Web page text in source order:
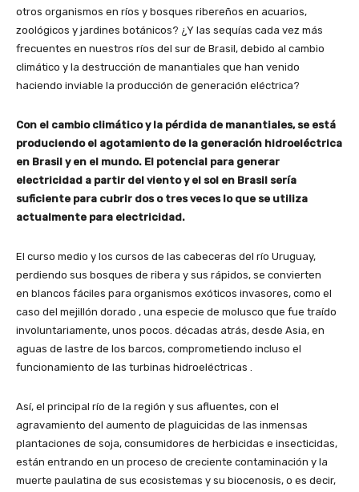
otros organismos en ríos y bosques ribereños en acuarios,
zoológicos y jardines botánicos? ¿Y las sequías cada vez más
frecuentes en nuestros ríos del sur de Brasil, debido al cambio
climático y la destrucción de manantiales que han venido
haciendo inviable la producción de generación eléctrica?
Con el cambio climático y la pérdida de manantiales, se está
produciendo el agotamiento de la generación hidroeléctrica
en Brasil y en el mundo. El potencial para generar
electricidad a partir del viento y el sol en Brasil sería
suficiente para cubrir dos o tres veces lo que se utiliza
actualmente para electricidad.
El curso medio y los cursos de las cabeceras del río Uruguay,
perdiendo sus bosques de ribera y sus rápidos, se convierten
en blancos fáciles para organismos exóticos invasores, como el
caso del mejillón dorado , una especie de molusco que fue traído
involuntariamente, unos pocos. décadas atrás, desde Asia, en
aguas de lastre de los barcos, comprometiendo incluso el
funcionamiento de las turbinas hidroeléctricas .
Así, el principal río de la región y sus afluentes, con el
agravamiento del aumento de plaguicidas de las inmensas
plantaciones de soja, consumidores de herbicidas e insecticidas,
están entrando en un proceso de creciente contaminación y la
muerte paulatina de sus ecosistemas y su biocenosis, o es decir,